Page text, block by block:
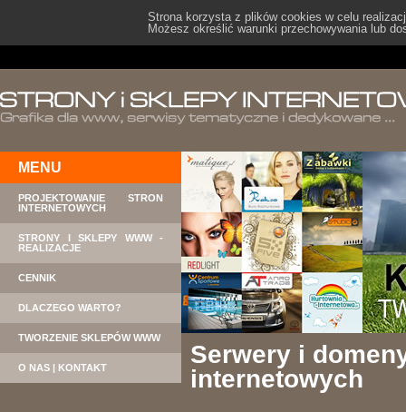
Strona korzysta z plików cookies w celu
Możesz określić warunki przechowywania lub
MENU
PROJEKTOWANIE STRON
INTERNETOWYCH
STRONY I SKLEPY WWW -
REALIZACJE
CENNIK
DLACZEGO WARTO?
TWORZENIE SKLEPÓW WWW
O NAS | KONTAKT
Serwery i
internetowych